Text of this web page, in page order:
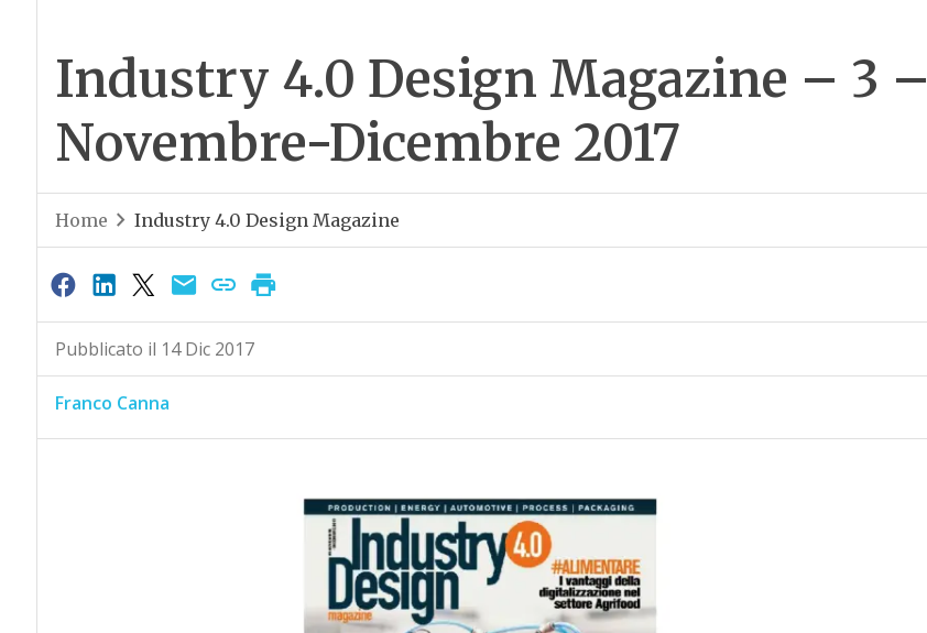
Industry 4.0 Design Magazine – 3 –
Novembre-Dicembre 2017
Home Industry 4.0 Design Magazine
Pubblicato il 14 Dic 2017
Franco Canna